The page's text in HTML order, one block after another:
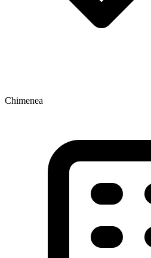
Chimenea